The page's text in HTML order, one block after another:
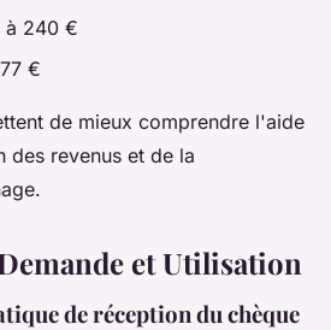
à 240 €
€
de mieux comprendre l'aide
des revenus et de la
et Utilisation
de réception du chèque